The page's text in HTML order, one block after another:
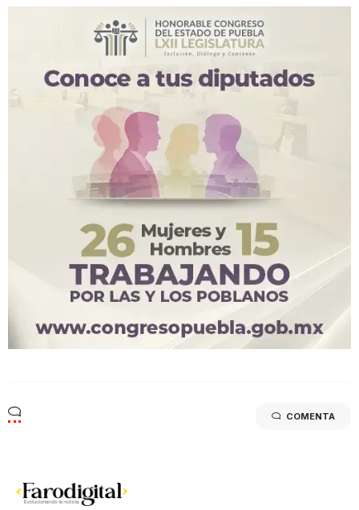
COMENTA